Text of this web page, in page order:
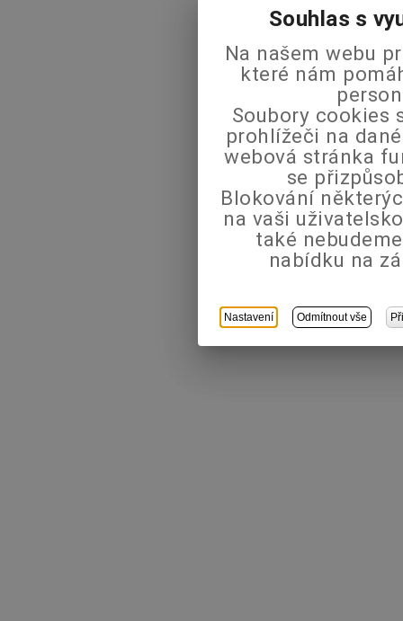
Souhlas s
Na našem webu
které nám
Soubory cookies
prohlížeči na
webová stránka
se
Blokování
na vaši
také
nabídku na
Nastavení Odmítnout vše